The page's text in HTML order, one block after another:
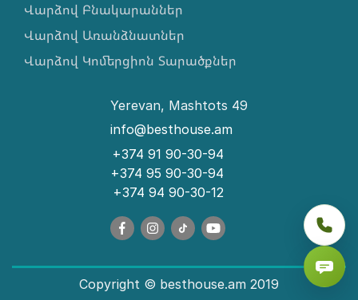
Վարձով Բնակարաններ
Վարձով Առանձնատներ
Վարձով Կոմերցիոն Տարածքներ
Yerevan, Mashtots 49
info@besthouse.am
+374 91 90-30-94
+374 95 90-30-94
+374 94 90-30-12
Copyright © besthouse.am 2019